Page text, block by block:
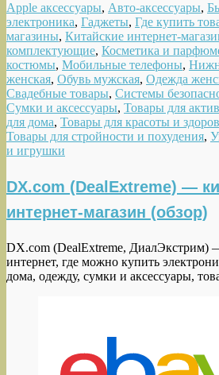
Apple аксессуары, Авто-аксессуары,
электроника, Гаджеты, Где купить
магазины, Китайские интернет-
комплектующие, Косметика и
костюмы, Мобильные телефоны,
женская, Обувь мужская, Одежда
Свадебные товары, Системы
Сумки и аксессуары, Товары для
для дома, Товары для красоты и
Товары для стройности и похудения,
и игрушки
DX.com (DealExtreme) —
интернет-магазин (обзор)
DX.com (DealExtreme, ДиалЭкстрим)
интернет, где можно купить
дома, одежду, сумки и аксессуары,